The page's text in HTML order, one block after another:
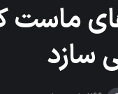
ماست
سازد